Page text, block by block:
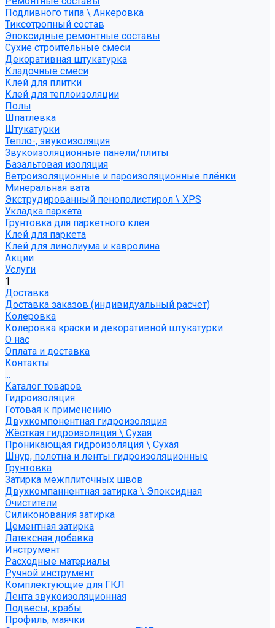
Подливного типа \ Анкеровка
Тиксотропный состав
Эпоксидные ремонтные составы
Сухие строительные смеси
Декоративная штукатурка
Кладочные смеси
Клей для плитки
Клей для теплоизоляции
Полы
Шпатлевка
Штукатурки
Тепло-, звукоизоляция
Звукоизоляционные панели/плиты
Базальтовая изоляция
Ветроизоляционные и пароизоляционные плёнки
Минеральная вата
Экструдированный пенополистирол \ XPS
Укладка паркета
Грунтовка для паркетного клея
Клей для паркета
Клей для линолиума и кавролина
Акции
Услуги
1
Доставка
Доставка заказов (индивидуальный расчет)
Колеровка
Колеровка краски и декоративной штукатурки
О нас
Оплата и доставка
Контакты
...
Каталог товаров
Гидроизоляция
Готовая к применению
Двухкомпонентная гидроизоляция
Жёсткая гидроизоляция \ Сухая
Проникающая гидроизоляция \ Сухая
Шнур, полотна и ленты гидроизоляционные
Грунтовка
Затирка межплиточных швов
Двухкомпаннентная затирка \ Эпоксидная
Очистители
Силиконования затирка
Цементная затирка
Латексная добавка
Инструмент
Расходные материалы
Ручной инструмент
Комплектующие для ГКЛ
Лента звукоизоляционная
Подвесы, крабы
Профиль, маячки